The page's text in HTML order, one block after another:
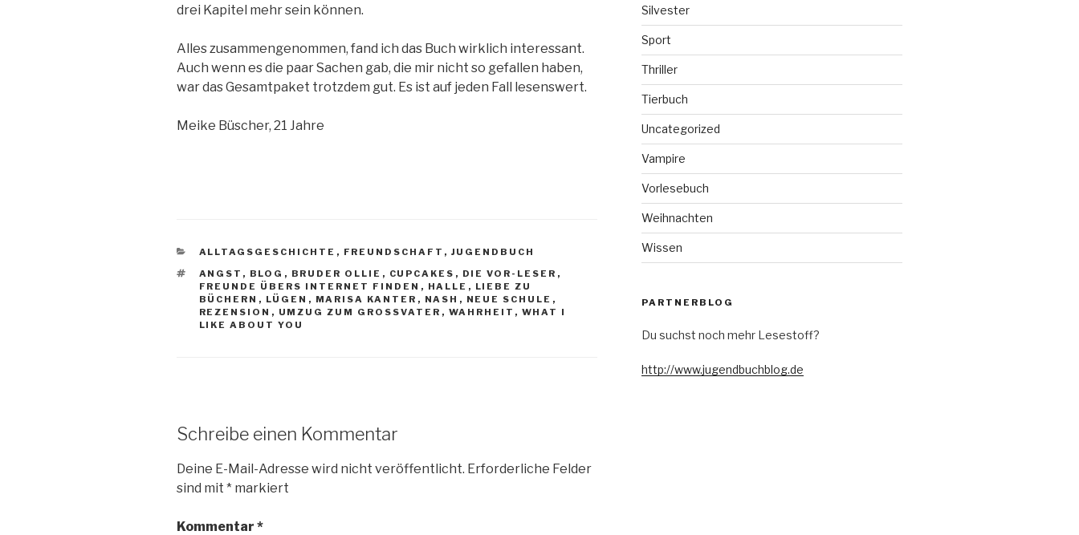
drei Kapitel mehr sein können.
Alles zusammengenommen, fand ich das Buch wirklich interessant.
Auch wenn es die paar Sachen gab, die mir nicht so gefallen haben,
war das Gesamtpaket trotzdem gut. Es ist auf jeden Fall lesenswert.
Meike Büscher, 21 Jahre
KATEGORIEN
ALLTAGSGESCHICHTE , FREUNDSCHAFT , JUGENDBUCH
SCHLAGWÖRTER
ANGST , BLOG , BRUDER OLLIE , CUPCAKES , DIE VOR-LESER ,
FREUNDE ÜBERS INTERNET FINDEN , HALLE , LIEBE ZU
BÜCHERN , LÜGEN , MARISA KANTER , NASH , NEUE SCHULE ,
REZENSION , UMZUG ZUM GROSSVATER , WAHRHEIT , WHAT I
LIKE ABOUT YOU
Schreibe einen Kommentar
Deine E-Mail-Adresse wird nicht veröffentlicht. Erforderliche Felder
sind mit * markiert
Kommentar *
Silvester
Sport
Thriller
Tierbuch
Uncategorized
Vampire
Vorlesebuch
Weihnachten
Wissen
PARTNERBLOG
Du suchst noch mehr Lesestoff?
http://www.jugendbuchblog.de